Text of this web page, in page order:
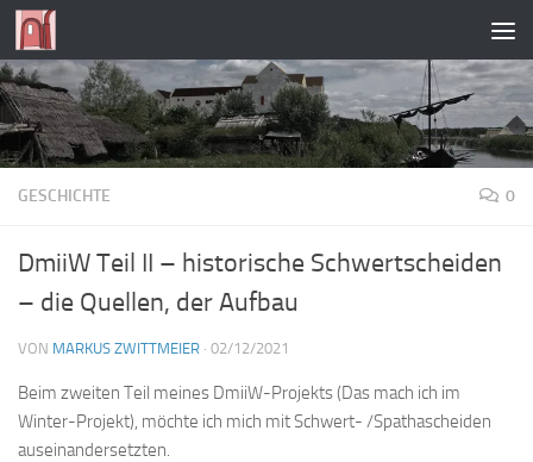
Zum Inhalt springen
GESCHICHTE 0
DmiiW Teil II – historische Schwertscheiden
– die Quellen, der Aufbau
VON MARKUS ZWITTMEIER · 02/12/2021
Beim zweiten Teil meines DmiiW-Projekts (Das mach ich im
Winter-Projekt), möchte ich mich mit Schwert- /Spathascheiden
auseinandersetzten.